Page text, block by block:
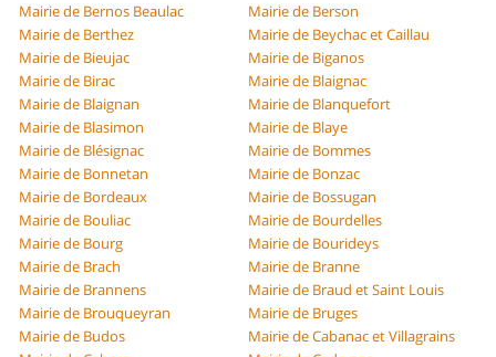
Mairie de Bernos Beaulac
Mairie de Berson
Mairie de Berthez
Mairie de Beychac et Caillau
Mairie de Bieujac
Mairie de Biganos
Mairie de Birac
Mairie de Blaignac
Mairie de Blaignan
Mairie de Blanquefort
Mairie de Blasimon
Mairie de Blaye
Mairie de Blésignac
Mairie de Bommes
Mairie de Bonnetan
Mairie de Bonzac
Mairie de Bordeaux
Mairie de Bossugan
Mairie de Bouliac
Mairie de Bourdelles
Mairie de Bourg
Mairie de Bourideys
Mairie de Brach
Mairie de Branne
Mairie de Brannens
Mairie de Braud et Saint Louis
Mairie de Brouqueyran
Mairie de Bruges
Mairie de Budos
Mairie de Cabanac et Villagrains